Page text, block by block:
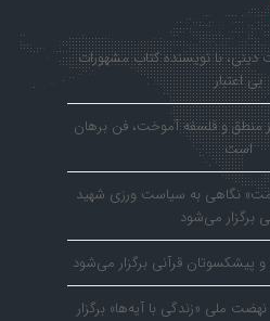
دینی، با نویسنده کتاب مشهورات
بی اعتبار
منطق و فلسفه آموخت، فن برهان
است
نگاهی به سیاست ورزی شهید
برگزار می‌شود
قرآنی برگزار می‌شود
ملی «زندگی با آیه‌ها» برگزار